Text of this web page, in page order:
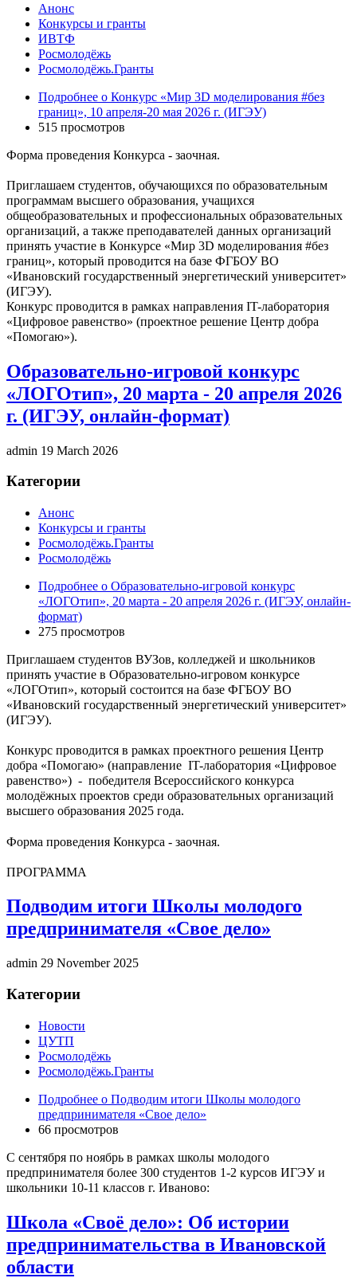
Анонс
Конкурсы и гранты
ИВТФ
Росмолодёжь
Росмолодёжь.Гранты
Подробнее о Конкурс «Мир 3D моделирования #без
границ», 10 апреля-20 мая 2026 г. (ИГЭУ)
515 просмотров
Форма проведения Конкурса - заочная.
Приглашаем студентов, обучающихся по образовательным
программам высшего образования, учащихся
общеобразовательных и профессиональных образовательных
организаций, а также преподавателей данных организаций
принять участие в Конкурсе «Мир 3D моделирования #без
границ», который проводится на базе ФГБОУ ВО
«Ивановский государственный энергетический университет»
(ИГЭУ).
Конкурс проводится в рамках направления IT-лаборатория
«Цифровое равенство» (проектное решение Центр добра
«Помогаю»).
Образовательно-игровой конкурс
«ЛОГОтип», 20 марта - 20 апреля 2026
г. (ИГЭУ, онлайн-формат)
admin 19 March 2026
Категории
Анонс
Конкурсы и гранты
Росмолодёжь.Гранты
Росмолодёжь
Подробнее о Образовательно-игровой конкурс
«ЛОГОтип», 20 марта - 20 апреля 2026 г. (ИГЭУ, онлайн-
формат)
275 просмотров
Приглашаем студентов ВУЗов, колледжей и школьников
принять участие в Образовательно-игровом конкурсе
«ЛОГОтип», который состоится на базе ФГБОУ ВО
«Ивановский государственный энергетический университет»
(ИГЭУ).
Конкурс проводится в рамках проектного решения Центр
добра «Помогаю» (направление IT-лаборатория «Цифровое
равенство») - победителя Всероссийского конкурса
молодёжных проектов среди образовательных организаций
высшего образования 2025 года.
Форма проведения Конкурса - заочная.
ПРОГРАММА
Подводим итоги Школы молодого
предпринимателя «Свое дело»
admin 29 November 2025
Категории
Новости
ЦУТП
Росмолодёжь
Росмолодёжь.Гранты
Подробнее о Подводим итоги Школы молодого
предпринимателя «Свое дело»
66 просмотров
С сентября по ноябрь в рамках школы молодого
предпринимателя более 300 студентов 1-2 курсов ИГЭУ и
школьники 10-11 классов г. Иваново:
Школа «Своё дело»: Об истории
предпринимательства в Ивановской
области